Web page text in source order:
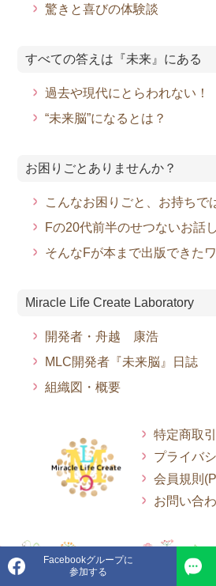
Facebookグループに
参加する
特定商取
プライバ
会員規則
お問い合
驚きと喜びの体験談
すべての答えは『未来』にある
過去や現代にとらわれない！
“未来脳”になるとは？
お困りごとありませんか？
こんなお困りごと、お持ちで
Fの20代前半のせつないお話し
そんなFが本まで出版できた
Miracle Life Create Laboratory
開発者・舟越 康浩
MLC開発者『未来脳』日誌
組織図・概要
© 2022-2026 Miracle Life